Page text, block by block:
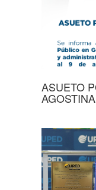
ASUETO
AGOSTINA